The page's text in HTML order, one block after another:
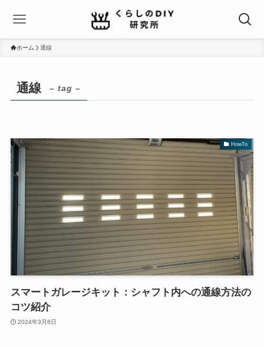
ホーム 通線
通線 – tag –
HowTo
スマートガレージキット：シャフト内への通線方法の
コツ紹介
2024年3月8日